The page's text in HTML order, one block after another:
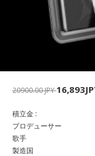
20900.00 JPY
積立金 :
プロデューサー
歌手
製造国